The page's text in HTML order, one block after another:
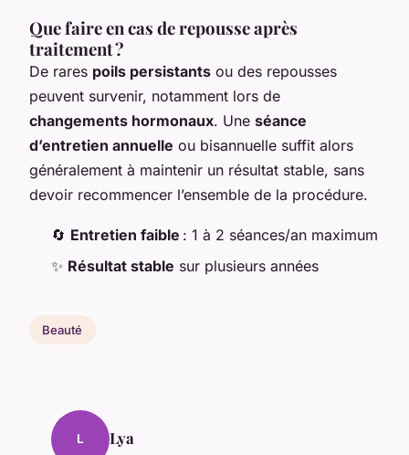
Que faire en cas de repousse après
traitement ?
De rares poils persistants ou des repousses
peuvent survenir, notamment lors de
changements hormonaux. Une séance
d’entretien annuelle ou bisannuelle suffit alors
généralement à maintenir un résultat stable, sans
devoir recommencer l’ensemble de la procédure.
🔄 Entretien faible : 1 à 2 séances/an maximum
✨ Résultat stable sur plusieurs années
Beauté
L Lya